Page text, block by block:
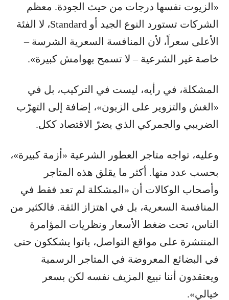
«الزيوت نفسها درجات من حيث الجودة. معظم
الشركات تستورد النوع الجيد أو Standard، لا الفئة
الأعلى سعراً، لأن المنافسة السعرية الشرسة –
خاصة غير الشرعية – لا تسمح بهوامش كبيرة».
المشكلة، في رأيه، ليست في التركيب، بل في
«الغش والتزوير على الزبون»، إضافة إلى التهرّب
الضريبي والجمركي الذي يضرّ الاقتصاد ككل.
وعليه، تواجه متاجر العطور الشرعية «أزمة كبيرة»،
بحسب عدد منها. أكثر ما يقلق هذه المتاجر
وأصحاب الوكالات أن «المشكلة لم تعد فقط في
المنافسة السعرية، بل في اهتزاز الثقة. فالكثير من
الناس، تحت ضغط الأسعار ونظريات المؤامرة
المنتشرة على مواقع التواصل، باتوا يشككون حتى
في البضائع المعروضة في المتاجر الرسمية
ويعتقدون أننا نبيع المزيف نفسه لكن بسعر
خيالي».